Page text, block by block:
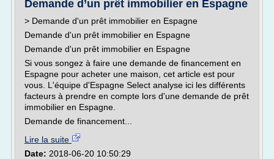
Demande d’un prêt immobilier en Espagne
> Demande d'un prêt immobilier en Espagne
Demande d'un prêt immobilier en Espagne
Demande d'un prêt immobilier en Espagne
Si vous songez à faire une demande de financement en
Espagne pour acheter une maison, cet article est pour
vous. L'équipe d'Espagne Select analyse ici les différents
facteurs à prendre en compte lors d'une demande de prêt
immobilier en Espagne.
Demande de financement...
Lire la suite
Date: 2018-06-20 10:50:29